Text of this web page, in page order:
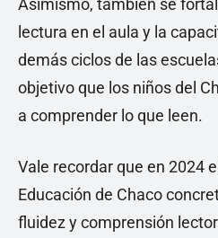
Asimismo, también se
lectura en el aula y la
demás ciclos de las
objetivo que los niños del
a comprender lo que leen.
Vale recordar que en 2024
Educación de Chaco
fluidez y comprensión